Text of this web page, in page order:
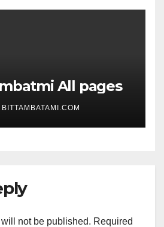
Bitambatmi All pages
BITTAMBATAMI.COM
not be published. Required